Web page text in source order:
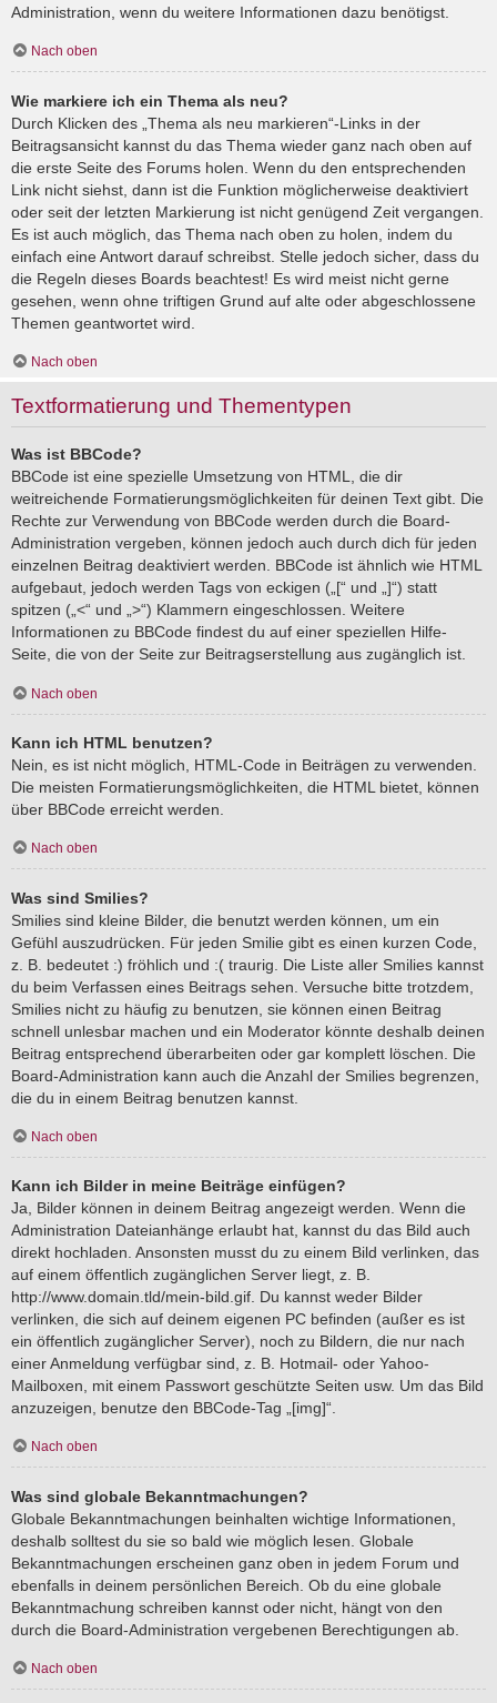
Administration, wenn du weitere Informationen dazu benötigst.
Nach oben
Wie markiere ich ein Thema als neu?
Durch Klicken des „Thema als neu markieren“-Links in der
Beitragsansicht kannst du das Thema wieder ganz nach oben auf
die erste Seite des Forums holen. Wenn du den entsprechenden
Link nicht siehst, dann ist die Funktion möglicherweise deaktiviert
oder seit der letzten Markierung ist nicht genügend Zeit vergangen.
Es ist auch möglich, das Thema nach oben zu holen, indem du
einfach eine Antwort darauf schreibst. Stelle jedoch sicher, dass du
die Regeln dieses Boards beachtest! Es wird meist nicht gerne
gesehen, wenn ohne triftigen Grund auf alte oder abgeschlossene
Themen geantwortet wird.
Nach oben
Textformatierung und Thementypen
Was ist BBCode?
BBCode ist eine spezielle Umsetzung von HTML, die dir
weitreichende Formatierungsmöglichkeiten für deinen Text gibt. Die
Rechte zur Verwendung von BBCode werden durch die Board-
Administration vergeben, können jedoch auch durch dich für jeden
einzelnen Beitrag deaktiviert werden. BBCode ist ähnlich wie HTML
aufgebaut, jedoch werden Tags von eckigen („[“ und „]“) statt
spitzen („<“ und „>“) Klammern eingeschlossen. Weitere
Informationen zu BBCode findest du auf einer speziellen Hilfe-
Seite, die von der Seite zur Beitragserstellung aus zugänglich ist.
Nach oben
Kann ich HTML benutzen?
Nein, es ist nicht möglich, HTML-Code in Beiträgen zu verwenden.
Die meisten Formatierungsmöglichkeiten, die HTML bietet, können
über BBCode erreicht werden.
Nach oben
Was sind Smilies?
Smilies sind kleine Bilder, die benutzt werden können, um ein
Gefühl auszudrücken. Für jeden Smilie gibt es einen kurzen Code,
z. B. bedeutet :) fröhlich und :( traurig. Die Liste aller Smilies kannst
du beim Verfassen eines Beitrags sehen. Versuche bitte trotzdem,
Smilies nicht zu häufig zu benutzen, sie können einen Beitrag
schnell unlesbar machen und ein Moderator könnte deshalb deinen
Beitrag entsprechend überarbeiten oder gar komplett löschen. Die
Board-Administration kann auch die Anzahl der Smilies begrenzen,
die du in einem Beitrag benutzen kannst.
Nach oben
Kann ich Bilder in meine Beiträge einfügen?
Ja, Bilder können in deinem Beitrag angezeigt werden. Wenn die
Administration Dateianhänge erlaubt hat, kannst du das Bild auch
direkt hochladen. Ansonsten musst du zu einem Bild verlinken, das
auf einem öffentlich zugänglichen Server liegt, z. B.
http://www.domain.tld/mein-bild.gif. Du kannst weder Bilder
verlinken, die sich auf deinem eigenen PC befinden (außer es ist
ein öffentlich zugänglicher Server), noch zu Bildern, die nur nach
einer Anmeldung verfügbar sind, z. B. Hotmail- oder Yahoo-
Mailboxen, mit einem Passwort geschützte Seiten usw. Um das Bild
anzuzeigen, benutze den BBCode-Tag „[img]“.
Nach oben
Was sind globale Bekanntmachungen?
Globale Bekanntmachungen beinhalten wichtige Informationen,
deshalb solltest du sie so bald wie möglich lesen. Globale
Bekanntmachungen erscheinen ganz oben in jedem Forum und
ebenfalls in deinem persönlichen Bereich. Ob du eine globale
Bekanntmachung schreiben kannst oder nicht, hängt von den
durch die Board-Administration vergebenen Berechtigungen ab.
Nach oben